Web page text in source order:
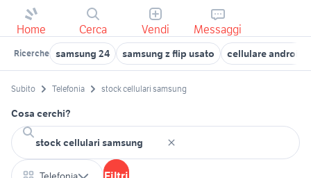
Home Cerca Vendi Messaggi
Ricerche samsung 24 samsung z flip usato cellulare android
Subito Telefonia stock cellulari samsung
Cosa cerchi?